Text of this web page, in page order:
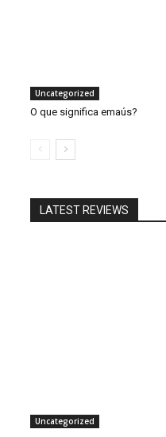
Uncategorized
O que significa emaús?
LATEST REVIEWS
Uncategorized